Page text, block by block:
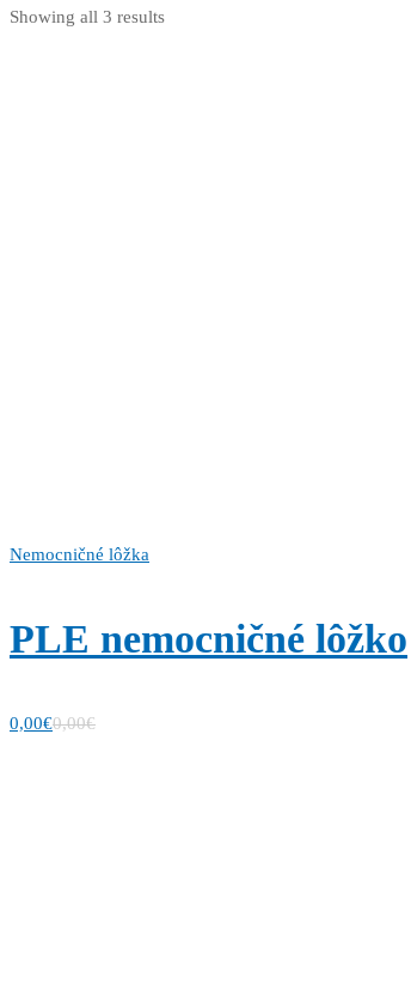
Showing all 3 results
Nemocničné lôžka
PLE nemocničné lôžko
0,00€0,00€